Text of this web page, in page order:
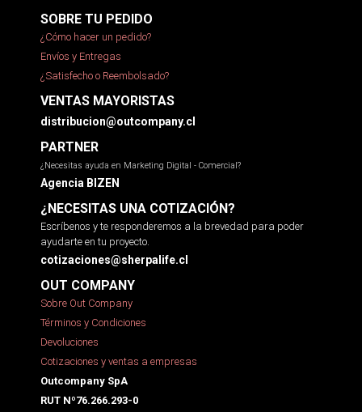
SOBRE TU PEDIDO
¿Cómo hacer un pedido?
Envíos y Entregas
¿Satisfecho o Reembolsado?
VENTAS MAYORISTAS
distribucion@outcompany.cl
PARTNER
¿Necesitas ayuda en Marketing Digital - Comercial?
Agencia BIZEN
¿NECESITAS UNA COTIZACIÓN?
Escríbenos y te responderemos a la brevedad para poder
ayudarte en tu proyecto.
cotizaciones@sherpalife.cl
OUT COMPANY
Sobre Out Company
Términos y Condiciones
Devoluciones
Cotizaciones y ventas a empresas
Outcompany SpA
RUT Nº76.266.293-0